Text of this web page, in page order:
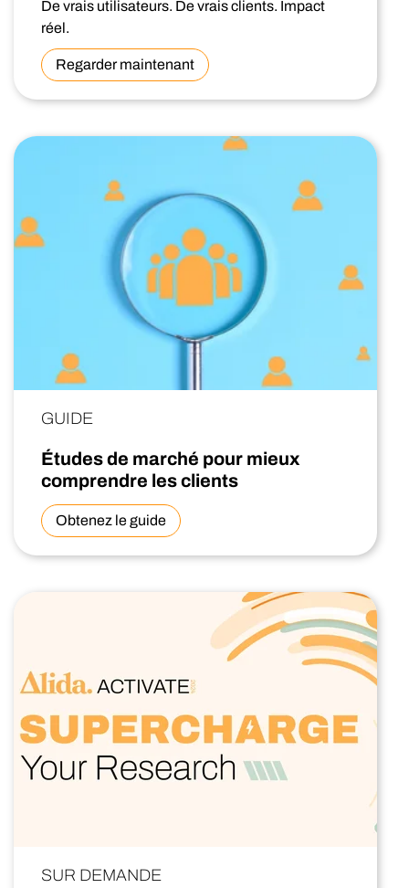
De vrais utilisateurs. De vrais clients. Impact
réel.
Regarder maintenant
GUIDE
Études de marché pour mieux
comprendre les clients
Obtenez le guide
SUR DEMANDE